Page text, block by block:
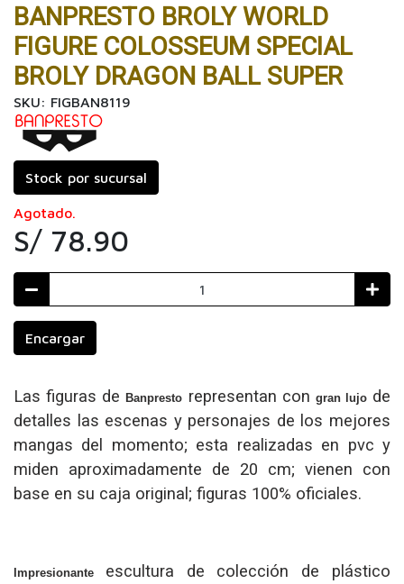
BANPRESTO BROLY WORLD
FIGURE COLOSSEUM SPECIAL
BROLY DRAGON BALL SUPER
SKU: FIGBAN8119
Stock por sucursal
Agotado.
S/ 78.90
Encargar
Las figuras deBanpresto representan con gran lujode
detalles las escenas y personajes de los mejores
mangas del momento; esta realizadas en pvc y
miden aproximadamente de 20 cm; vienen con
base en su caja original; figuras 100% oficiales.
Impresionante escultura de colección de plástico